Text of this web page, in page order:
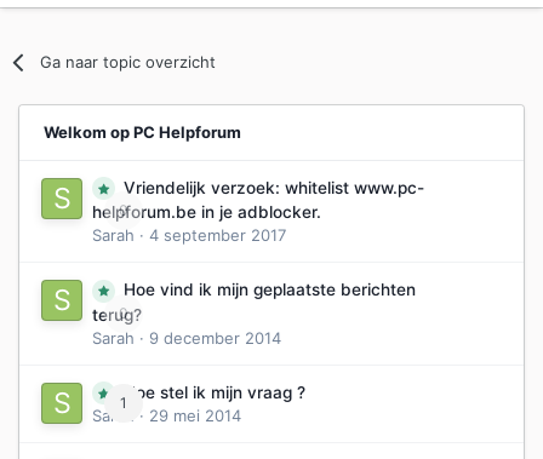
Ga naar topic overzicht
Welkom op PC Helpforum
0
Vriendelijk verzoek: whitelist www.pc-
helpforum.be in je adblocker.
Sarah · 4 september 2017
0
Hoe vind ik mijn geplaatste berichten
terug?
Sarah · 9 december 2014
1
Hoe stel ik mijn vraag ?
Sarah
· 29 mei 2014